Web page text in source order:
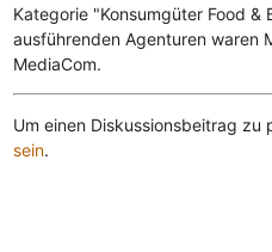
Kategorie "Konsumgüter Food &
ausführenden Agenturen waren
MediaCom.
Um einen Diskussionsbeitrag zu
sein.